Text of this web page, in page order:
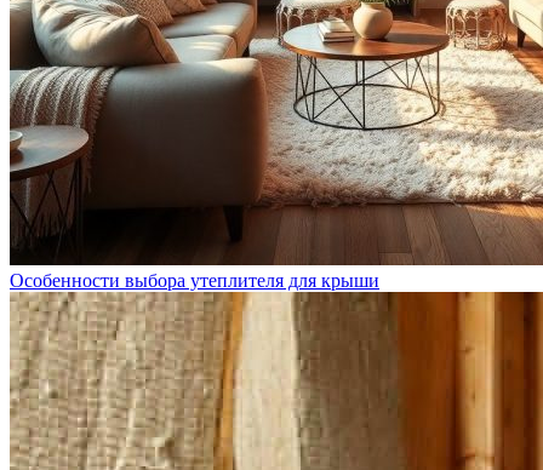
Особенности выбора утеплителя для крыши